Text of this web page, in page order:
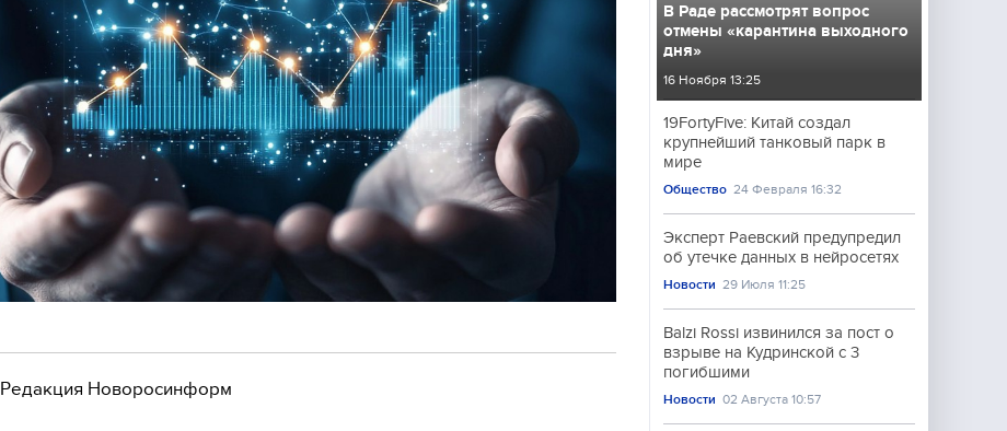
Редакция Новоросинформ
В Раде рассмотрят вопрос
отмены «карантина выходного
дня»
16 Ноября 13:25
19FortyFive: Китай создал
крупнейший танковый парк в
мире
Общество 24 Февраля 16:32
Эксперт Раевский предупредил
об утечке данных в нейросетях
Новости 29 Июля 11:25
Balzi Rossi извинился за пост о
взрыве на Кудринской с 3
погибшими
Новости 02 Августа 10:57